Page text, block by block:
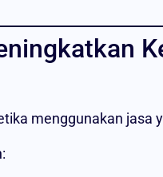
menggunakan jasa